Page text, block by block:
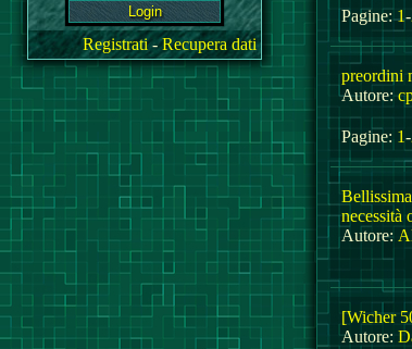
Registrati-Recupera dati
Pagine:1-
preordini
Autore:
Pagine: 1-
necessità
Autore:
[Wicher
Autore: